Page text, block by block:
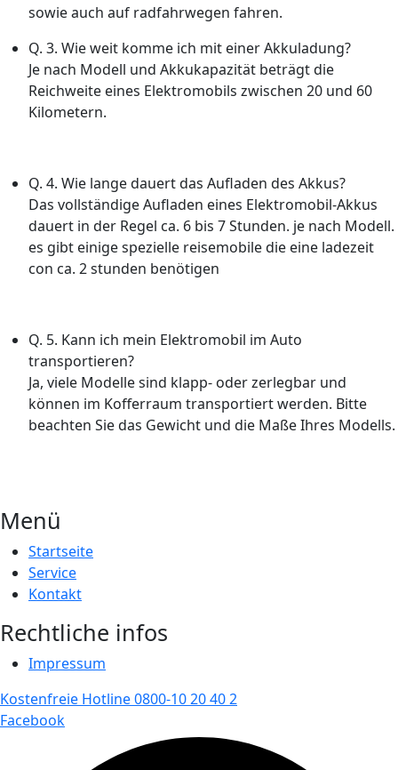
sowie auch auf radfahrwegen fahren.
Q. 3. Wie weit komme ich mit einer Akkuladung?
Je nach Modell und Akkukapazität beträgt die
Reichweite eines Elektromobils zwischen 20 und 60
Kilometern.
Q. 4. Wie lange dauert das Aufladen des Akkus?
Das vollständige Aufladen eines Elektromobil-Akkus
dauert in der Regel ca. 6 bis 7 Stunden. je nach Modell.
es gibt einige spezielle reisemobile die eine ladezeit
con ca. 2 stunden benötigen
Q. 5. Kann ich mein Elektromobil im Auto
transportieren?
Ja, viele Modelle sind klapp- oder zerlegbar und
können im Kofferraum transportiert werden. Bitte
beachten Sie das Gewicht und die Maße Ihres Modells.
Menü
Startseite
Service
Kontakt
Rechtliche infos
Impressum
Kostenfreie Hotline 0800-10 20 40 2
Facebook